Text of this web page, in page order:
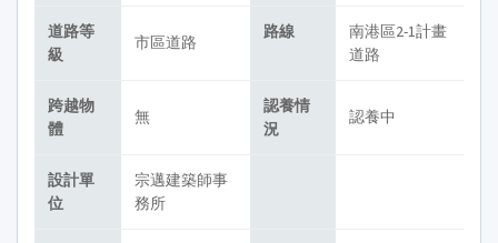
道路等
級
市區道路
路線
南港區2-1計畫
道路
跨越物
體
無
認養情
況
認養中
設計單
位
宗邁建築師事
務所